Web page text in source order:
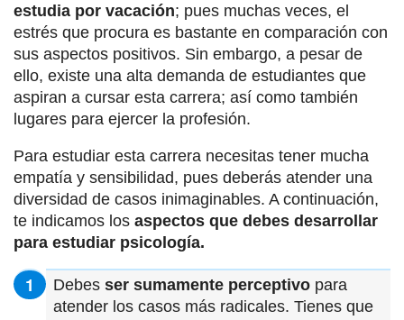
estudia por vacación; pues muchas veces, el
estrés que procura es bastante en comparación con
sus aspectos positivos. Sin embargo, a pesar de
ello, existe una alta demanda de estudiantes que
aspiran a cursar esta carrera; así como también
lugares para ejercer la profesión.
Para estudiar esta carrera necesitas tener mucha
empatía y sensibilidad, pues deberás atender una
diversidad de casos inimaginables. A continuación,
te indicamos los aspectos que debes desarrollar
para estudiar psicología.
Debes ser sumamente perceptivo para
atender los casos más radicales. Tienes que